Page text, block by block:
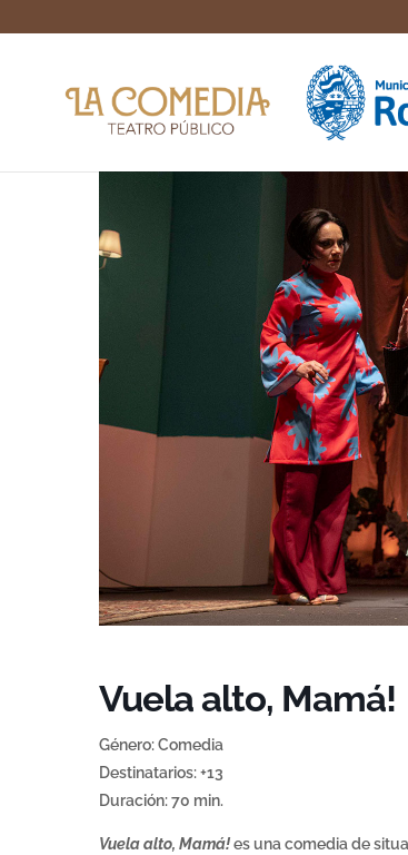
Vuela alto, Mamá!
Género: Comedia
Destinatarios: +13
Duración: 70 min.
Vuela alto, Mamá!es una comedia de